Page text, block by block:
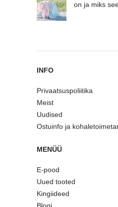
on ja miks
INFO
Privaatsuspoliitika
Meist
Uudised
Ostuinfo ja
MENÜÜ
E-pood
Uued tooted
Kingiideed